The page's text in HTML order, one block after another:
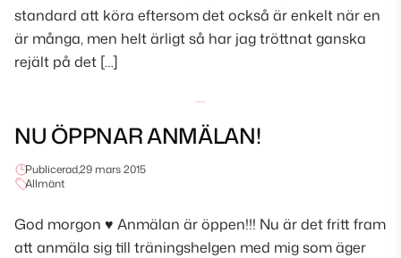
standard att köra eftersom det också är enkelt när en
är många, men helt ärligt så har jag tröttnat ganska
rejält på det […]
NU ÖPPNAR ANMÄLAN!
Publicerad,29 mars 2015
Allmänt
God morgon ♥ Anmälan är öppen!!! Nu är det fritt fram
att anmäla sig till träningshelgen med mig som äger